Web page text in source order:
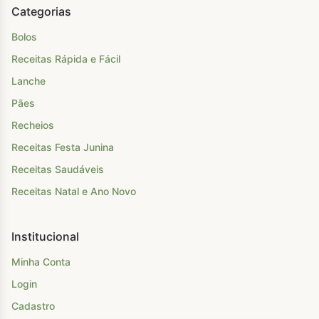
Categorias
Bolos
Receitas Rápida e Fácil
Lanche
Pães
Recheios
Receitas Festa Junina
Receitas Saudáveis
Receitas Natal e Ano Novo
Institucional
Minha Conta
Login
Cadastro